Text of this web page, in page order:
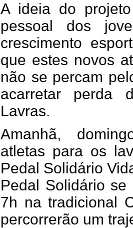
A ideia do
pessoal dos
crescimento
que estes novos
não se percam
acarretar perda
Lavras.
Amanhã,
atletas para os
Pedal Solidário
Pedal Solidário
7h na tradicional
percorrerão um